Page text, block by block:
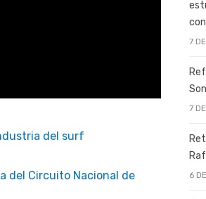
del surf
del Circuito Nacional de
7
7
6